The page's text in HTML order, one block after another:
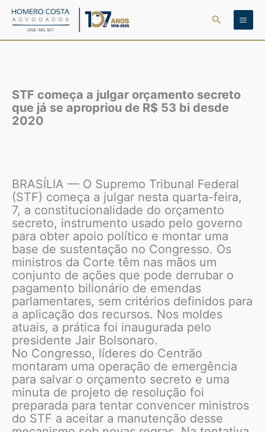
para
Pesquisar
STF começa a julgar orçamento secreto
que já se apropriou de R$ 53 bi desde
2020
BRASÍLIA — O Supremo Tribunal Federal
(STF) começa a julgar nesta quarta-feira,
7, a constitucionalidade do orçamento
secreto, instrumento usado pelo governo
para obter apoio político e montar uma
base de sustentação no Congresso. Os
ministros da Corte têm nas mãos um
conjunto de ações que pode derrubar o
pagamento bilionário de emendas
parlamentares, sem critérios definidos para
a aplicação dos recursos. Nos moldes
atuais, a prática foi inaugurada pelo
presidente Jair Bolsonaro.
No Congresso, líderes do Centrão
montaram uma operação de emergência
para salvar o orçamento secreto e uma
minuta de projeto de resolução foi
preparada para tentar convencer ministros
do STF a aceitar a manutenção desse